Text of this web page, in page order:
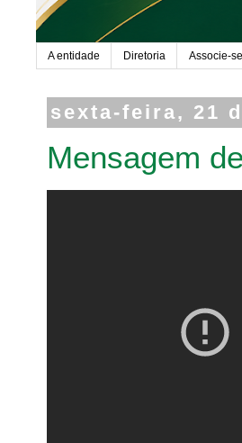
A entidade Diretoria Associe-se
sexta-feira, 21
Mensagem